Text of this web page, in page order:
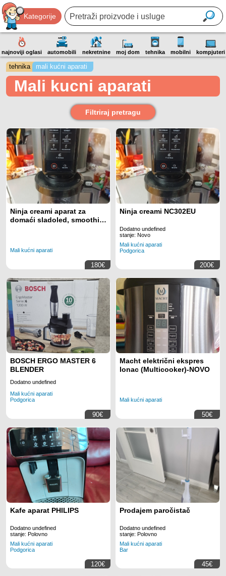
Kategorije
najnoviji oglasi automobili nekretnine moj dom tehnika mobilni kompjuteri
tehnika mali kućni aparati
Mali kucni aparati
Filtriraj pretragu
Ninja creami aparat za
domaći sladoled, smoothie,
Mali kućni aparati
180€
Ninja creami NC302EU
Dodatno undefined
stanje: Novo
Mali kućni aparati
Podgorica
200€
BOSCH ERGO MASTER 6
BLENDER
Dodatno undefined
Mali kućni aparati
Podgorica
90€
Macht električni ekspres
lonac (Multicooker)-NOVO
Mali kućni aparati
50€
Kafe aparat PHILIPS
Dodatno undefined
stanje: Polovno
Mali kućni aparati
Podgorica
120€
Prodajem paročistač
Dodatno undefined
stanje: Polovno
Mali kućni aparati
Bar
45€